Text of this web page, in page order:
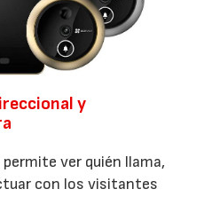
y
ver quién llama,
con los visitantes